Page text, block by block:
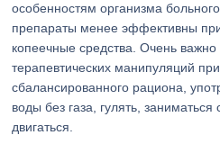
особенностям организма
препараты менее эффективны
копеечные средства. Очень
терапевтических манипуляций
сбалансированного рациона,
воды без газа, гулять,
двигаться.